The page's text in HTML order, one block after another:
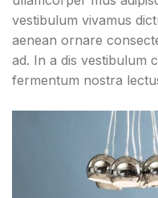
vestibulum vivamus
aenean ornare
ad. In a dis vestibulum
fermentum nostra